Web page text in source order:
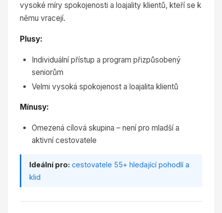
vysoké míry spokojenosti a loajality klientů, kteří se k
němu vracejí.
Plusy:
Individuální přístup a program přizpůsobený
seniorům
Velmi vysoká spokojenost a loajalita klientů
Mínusy:
Omezená cílová skupina – není pro mladší a
aktivní cestovatele
Ideální pro: cestovatele 55+ hledající pohodlí a
klid